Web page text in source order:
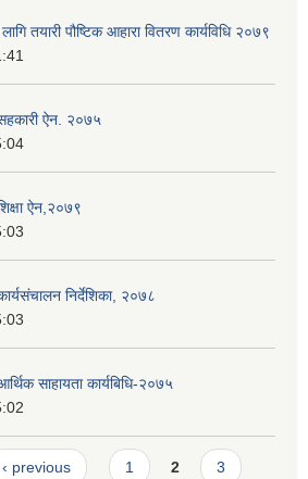
तयारी पौष्टिक आहारा वितरण कार्यविधि २०७९
सहकारी ऐन. २०७५
ऐन,२०७९
निर्देशिका, २०७८
साहायता कार्यबिधि-२०७५
‹ previous 1 2 3